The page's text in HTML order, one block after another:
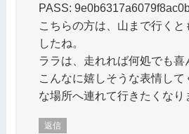
PASS:
こちらの方は、山まで行くと
したね。
ララは、走れれば何処でも喜
こんなに嬉しそうな表情して
な場所へ連れて行きたくなり
返信